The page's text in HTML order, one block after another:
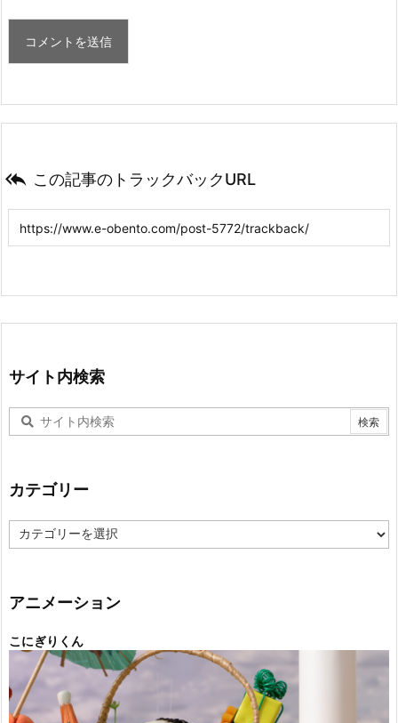
 この記事のトラックバックURL
サイト内検索
カテゴリー
テ
ー
アニメーション
こにぎりくん